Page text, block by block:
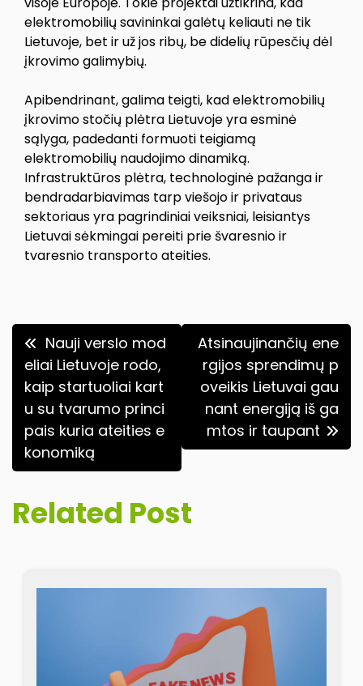
elektromobilių savininkai galėtų keliauti ne tik
Lietuvoje, bet ir už jos ribų, be didelių rūpesčių dėl
įkrovimo galimybių.
Apibendrinant, galima teigti, kad elektromobilių
įkrovimo stočių plėtra Lietuvoje yra esminė
sąlyga, padedanti formuoti teigiamą
elektromobilių naudojimo dinamiką.
Infrastruktūros plėtra, technologinė pažanga ir
bendradarbiavimas tarp viešojo ir privataus
sektoriaus yra pagrindiniai veiksniai, leisiantys
Lietuvai sėkmingai pereiti prie švaresnio ir
tvaresnio transporto ateities.
Navigacija
tarp
įrašų
Nauji verslo mod
eliai Lietuvoje rodo,
kaip startuoliai kart
u su tvarumo princi
pais kuria ateities e
konomiką
Atsinaujinančių ene
rgijos sprendimų p
oveikis Lietuvai gau
nant energiją iš ga
mtos ir taupant
Related Post